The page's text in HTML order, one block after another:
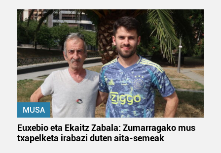
MUSA
Euxebio eta Ekaitz Zabala: Zumarragako mus
txapelketa irabazi duten aita-semeak